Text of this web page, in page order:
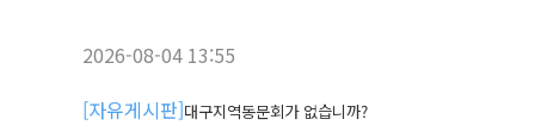
2026-08-04 13:55
[자유게시판]대구지역동문회가 없습니까?